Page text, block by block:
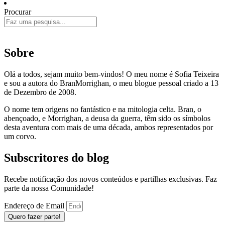
Procurar
Sobre
Olá a todos, sejam muito bem-vindos! O meu nome é Sofia Teixeira
e sou a autora do BranMorrighan, o meu blogue pessoal criado a 13
de Dezembro de 2008.
O nome tem origens no fantástico e na mitologia celta. Bran, o
abençoado, e Morrighan, a deusa da guerra, têm sido os símbolos
desta aventura com mais de uma década, ambos representados por
um corvo.
Subscritores do blog
Recebe notificação dos novos conteúdos e partilhas exclusivas. Faz
parte da nossa Comunidade!
Endereço de Email
Quero fazer parte!